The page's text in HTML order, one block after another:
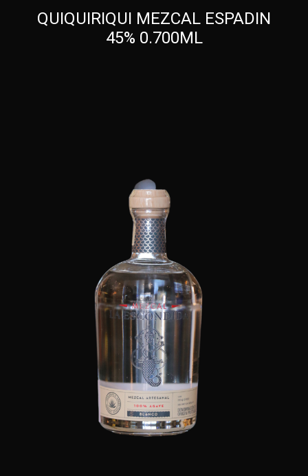
QUIQUIRIQUI MEZCAL ESPADIN
45% 0.700ML